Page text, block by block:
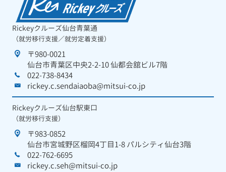
Rickeyクルーズ仙台青葉通
（就労移行支援／就労定着支援）
〒980-0021
仙台市青葉区中央2-2-10 仙都会舘ビル7階
022-738-8434
rickey.c.sendaiaoba@mitsui-co.jp
Rickeyクルーズ仙台駅東口
（就労移行支援）
〒983-0852
仙台市宮城野区榴岡4丁目1-8 パルシティ仙台3階
022-762-6695
rickey.c.seh@mitsui-co.jp